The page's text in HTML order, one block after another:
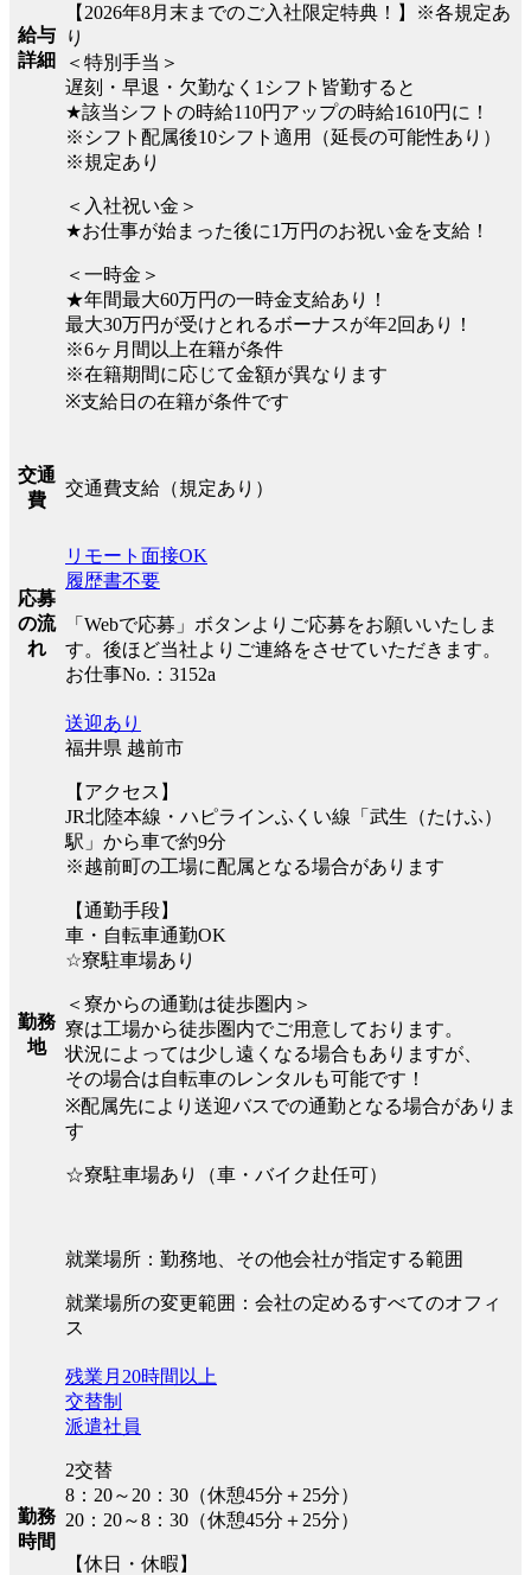
給与
詳細
【2026年8月末までのご入社限定特典！】※各規定あ
り
＜特別手当＞
遅刻・早退・欠勤なく1シフト皆勤すると
★該当シフトの時給110円アップの時給1610円に！
※シフト配属後10シフト適用（延長の可能性あり）
※規定あり
＜入社祝い金＞
★お仕事が始まった後に1万円のお祝い金を支給！
＜一時金＞
★年間最大60万円の一時金支給あり！
最大30万円が受けとれるボーナスが年2回あり！
※6ヶ月間以上在籍が条件
※在籍期間に応じて金額が異なります
※支給日の在籍が条件です
交通
費
交通費支給（規定あり）
応募
の流
れ
リモート面接OK
履歴書不要
「Webで応募」ボタンよりご応募をお願いいたしま
す。後ほど当社よりご連絡をさせていただきます。
お仕事No.：3152a
勤務
地
送迎あり
福井県 越前市
【アクセス】
JR北陸本線・ハピラインふくい線「武生（たけふ）
駅」から車で約9分
※越前町の工場に配属となる場合があります
【通勤手段】
車・自転車通勤OK
☆寮駐車場あり
＜寮からの通勤は徒歩圏内＞
寮は工場から徒歩圏内でご用意しております。
状況によっては少し遠くなる場合もありますが、
その場合は自転車のレンタルも可能です！
※配属先により送迎バスでの通勤となる場合がありま
す
☆寮駐車場あり（車・バイク赴任可）
就業場所：勤務地、その他会社が指定する範囲
就業場所の変更範囲：会社の定めるすべてのオフィ
ス
勤務
時間
残業月20時間以上
交替制
派遣社員
2交替
8：20～20：30（休憩45分＋25分）
20：20～8：30（休憩45分＋25分）
【休日・休暇】